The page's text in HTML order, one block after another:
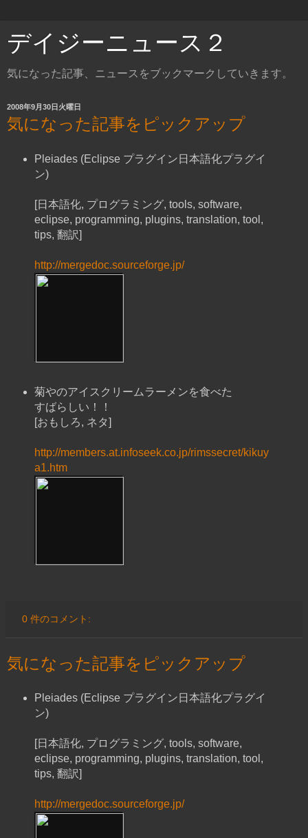
デイジーニュース２
気になった記事、ニュースをブックマークしていきます。
2008年9月30日火曜日
気になった記事をピックアップ
Pleiades (Eclipse プラグイン日本語化プラグイ
ン)
[日本語化, プログラミング, tools, software,
eclipse, programming, plugins, translation, tool,
tips, 翻訳]
http://mergedoc.sourceforge.jp/
菊やのアイスクリームラーメンを食べた
すばらしい！！
[おもしろ, ネタ]
http://members.at.infoseek.co.jp/rimssecret/kikuy
a1.htm
0 件のコメント:
気になった記事をピックアップ
Pleiades (Eclipse プラグイン日本語化プラグイ
ン)
[日本語化, プログラミング, tools, software,
eclipse, programming, plugins, translation, tool,
tips, 翻訳]
http://mergedoc.sourceforge.jp/